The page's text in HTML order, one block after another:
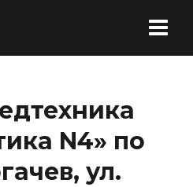
N4» по
ул.